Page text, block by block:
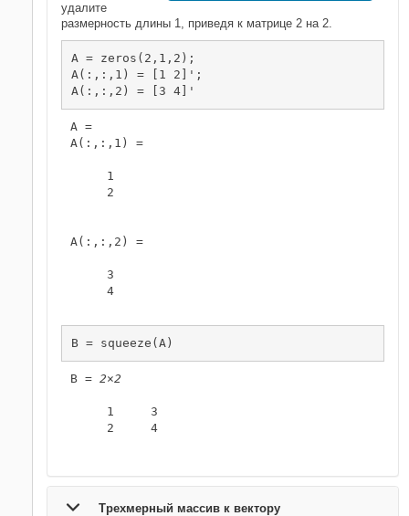
удалите
размерность длины 1, приведя к матрице 2 на 2.
A = zeros(2,1,2);
A(:,:,1) = [1 2]';
A(:,:,2) = [3 4]'
A =
A(:,:,1) =
     1
     2
A(:,:,2) =
     3
     4
B = squeeze(A)
B = 2×2
     1     3
     2     4
Трехмерный массив к вектору